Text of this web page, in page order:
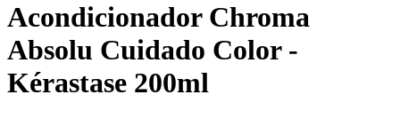
Acondicionador Chroma
Absolu Cuidado Color -
Kérastase 200ml